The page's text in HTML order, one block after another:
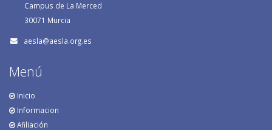
Campus de La Merced
30071 Murcia
aesla@aesla.org.es
Menú
Inicio
Informacion
Afiliación